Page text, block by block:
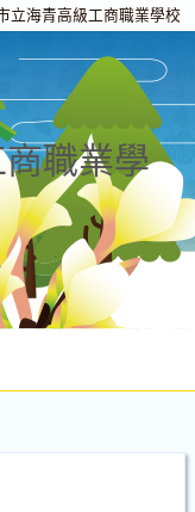
立海青高級工商職業學校
職業學